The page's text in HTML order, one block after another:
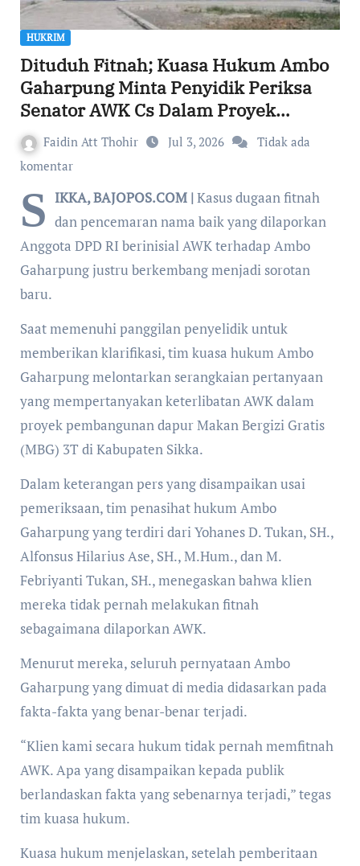
HUKRIM
Dituduh Fitnah; Kuasa Hukum Ambo
Gaharpung Minta Penyidik Periksa
Senator AWK Cs Dalam Proyek
Pembangunan Dapur MBG 3T di NTT
Faidin Att Thohir Jul 3, 2026
Tidak ada
komentar
S IKKA, BAJOPOS.COM | Kasus dugaan fitnah
dan pencemaran nama baik yang dilaporkan
Anggota DPD RI berinisial AWK terhadap Ambo
Gaharpung justru berkembang menjadi sorotan
baru.
Saat memenuhi panggilan penyelidik untuk
memberikan klarifikasi, tim kuasa hukum Ambo
Gaharpung melontarkan serangkaian pertanyaan
yang mempertanyakan keterlibatan AWK dalam
proyek pembangunan dapur Makan Bergizi Gratis
(MBG) 3T di Kabupaten Sikka.
Dalam keterangan pers yang disampaikan usai
pemeriksaan, tim penasihat hukum Ambo
Gaharpung yang terdiri dari Yohanes D. Tukan, SH.,
Alfonsus Hilarius Ase, SH., M.Hum., dan M.
Febriyanti Tukan, SH., menegaskan bahwa klien
mereka tidak pernah melakukan fitnah
sebagaimana dilaporkan AWK.
Menurut mereka, seluruh pernyataan Ambo
Gaharpung yang dimuat di media didasarkan pada
fakta-fakta yang benar-benar terjadi.
“Klien kami secara hukum tidak pernah memfitnah
AWK. Apa yang disampaikan kepada publik
berlandaskan fakta yang sebenarnya terjadi,” tegas
tim kuasa hukum.
Kuasa hukum menjelaskan, setelah pemberitaan